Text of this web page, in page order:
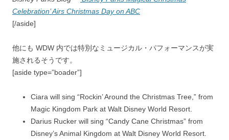
Celebration’ Airs Christmas Day on ABC
[/aside]
他にも WDW 内では特別なミュージカル・パフォーマンスが実
施されるそうです。
[aside type=”boader”]
Ciara will sing “Rockin’ Around the Christmas Tree,” from
Magic Kingdom Park at Walt Disney World Resort.
Darius Rucker will sing “Candy Cane Christmas” from
Disney’s Animal Kingdom at Walt Disney World Resort.